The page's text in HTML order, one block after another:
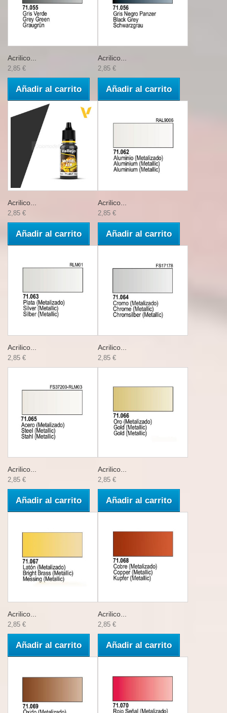
Acrilico...
2,85 €
Añadir al carrito
Acrilico...
2,85 €
Añadir al carrito
Acrilico...
2,85 €
Añadir al carrito
Acrilico...
2,85 €
Añadir al carrito
Acrilico...
2,85 €
Acrilico...
2,85 €
Acrilico...
2,85 €
Añadir al carrito
Acrilico...
2,85 €
Añadir al carrito
Acrilico...
2,85 €
Añadir al carrito
Acrilico...
2,85 €
Añadir al carrito